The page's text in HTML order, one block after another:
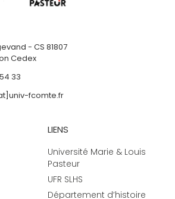
- CS 81807
Cedex
33
fcomte.fr
LIENS
Université Marie & Louis
Pasteur
UFR SLHS
Département d’histoire